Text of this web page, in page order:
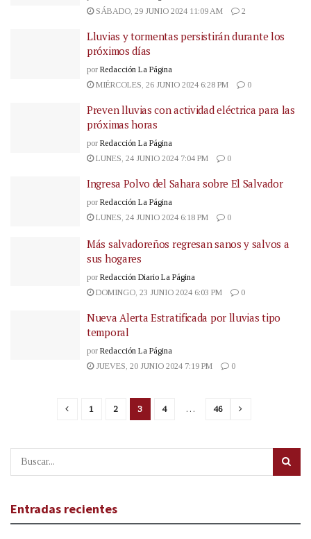
SÁBADO, 29 JUNIO 2024 11:09 AM
2
Lluvias y tormentas persistirán durante los
próximos días
por Redacción La Página
MIÉRCOLES, 26 JUNIO 2024 6:28 PM
0
Preven lluvias con actividad eléctrica para las
próximas horas
por Redacción La Página
LUNES, 24 JUNIO 2024 7:04 PM
0
Ingresa Polvo del Sahara sobre El Salvador
por Redacción La Página
LUNES, 24 JUNIO 2024 6:18 PM
0
Más salvadoreños regresan sanos y salvos a
sus hogares
por Redacción Diario La Página
DOMINGO, 23 JUNIO 2024 6:03 PM
0
Nueva Alerta Estratificada por lluvias tipo
temporal
por Redacción La Página
JUEVES, 20 JUNIO 2024 7:19 PM
0
1 2 3 4 … 46
Entradas recientes